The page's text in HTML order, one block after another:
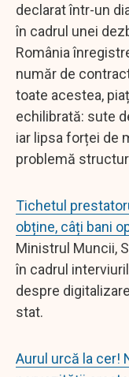
declarat într-un
în cadrul unei
România
număr de
toate acestea,
echilibrată: sute
iar lipsa forței de
problemă
Tichetul
obține, câți bani
Ministrul Muncii,
în cadrul
despre
stat.
Aurul urcă la cer!